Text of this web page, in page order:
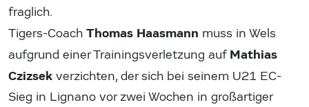
fraglich.
Tigers-Coach Thomas Haasmann muss in Wels
aufgrund einer Trainingsverletzung aufMathias
Czizsek verzichten, der sich bei seinem U21 EC-
Sieg in Lignano vor zwei Wochen in großartiger